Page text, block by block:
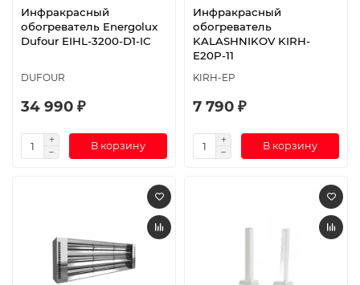
Инфракрасный
обогреватель Energolux
Dufour EIHL-3200-D1-IC
DUFOUR
34 990 ₽
В корзину
Инфракрасный
обогреватель
KALASHNIKOV KIRH-
E20P-11
KIRH-EP
7 790 ₽
В корзину